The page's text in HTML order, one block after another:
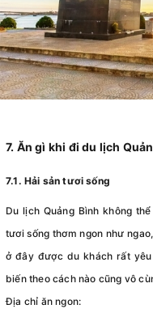
7. Ăn gì khi đi du lịch
7.1. Hải sản tươi sống
Du lịch Quảng Bình không
tươi sống thơm ngon như
ở đây được du khách rất
biến theo cách nào cũng vô
Địa chỉ ăn ngon: